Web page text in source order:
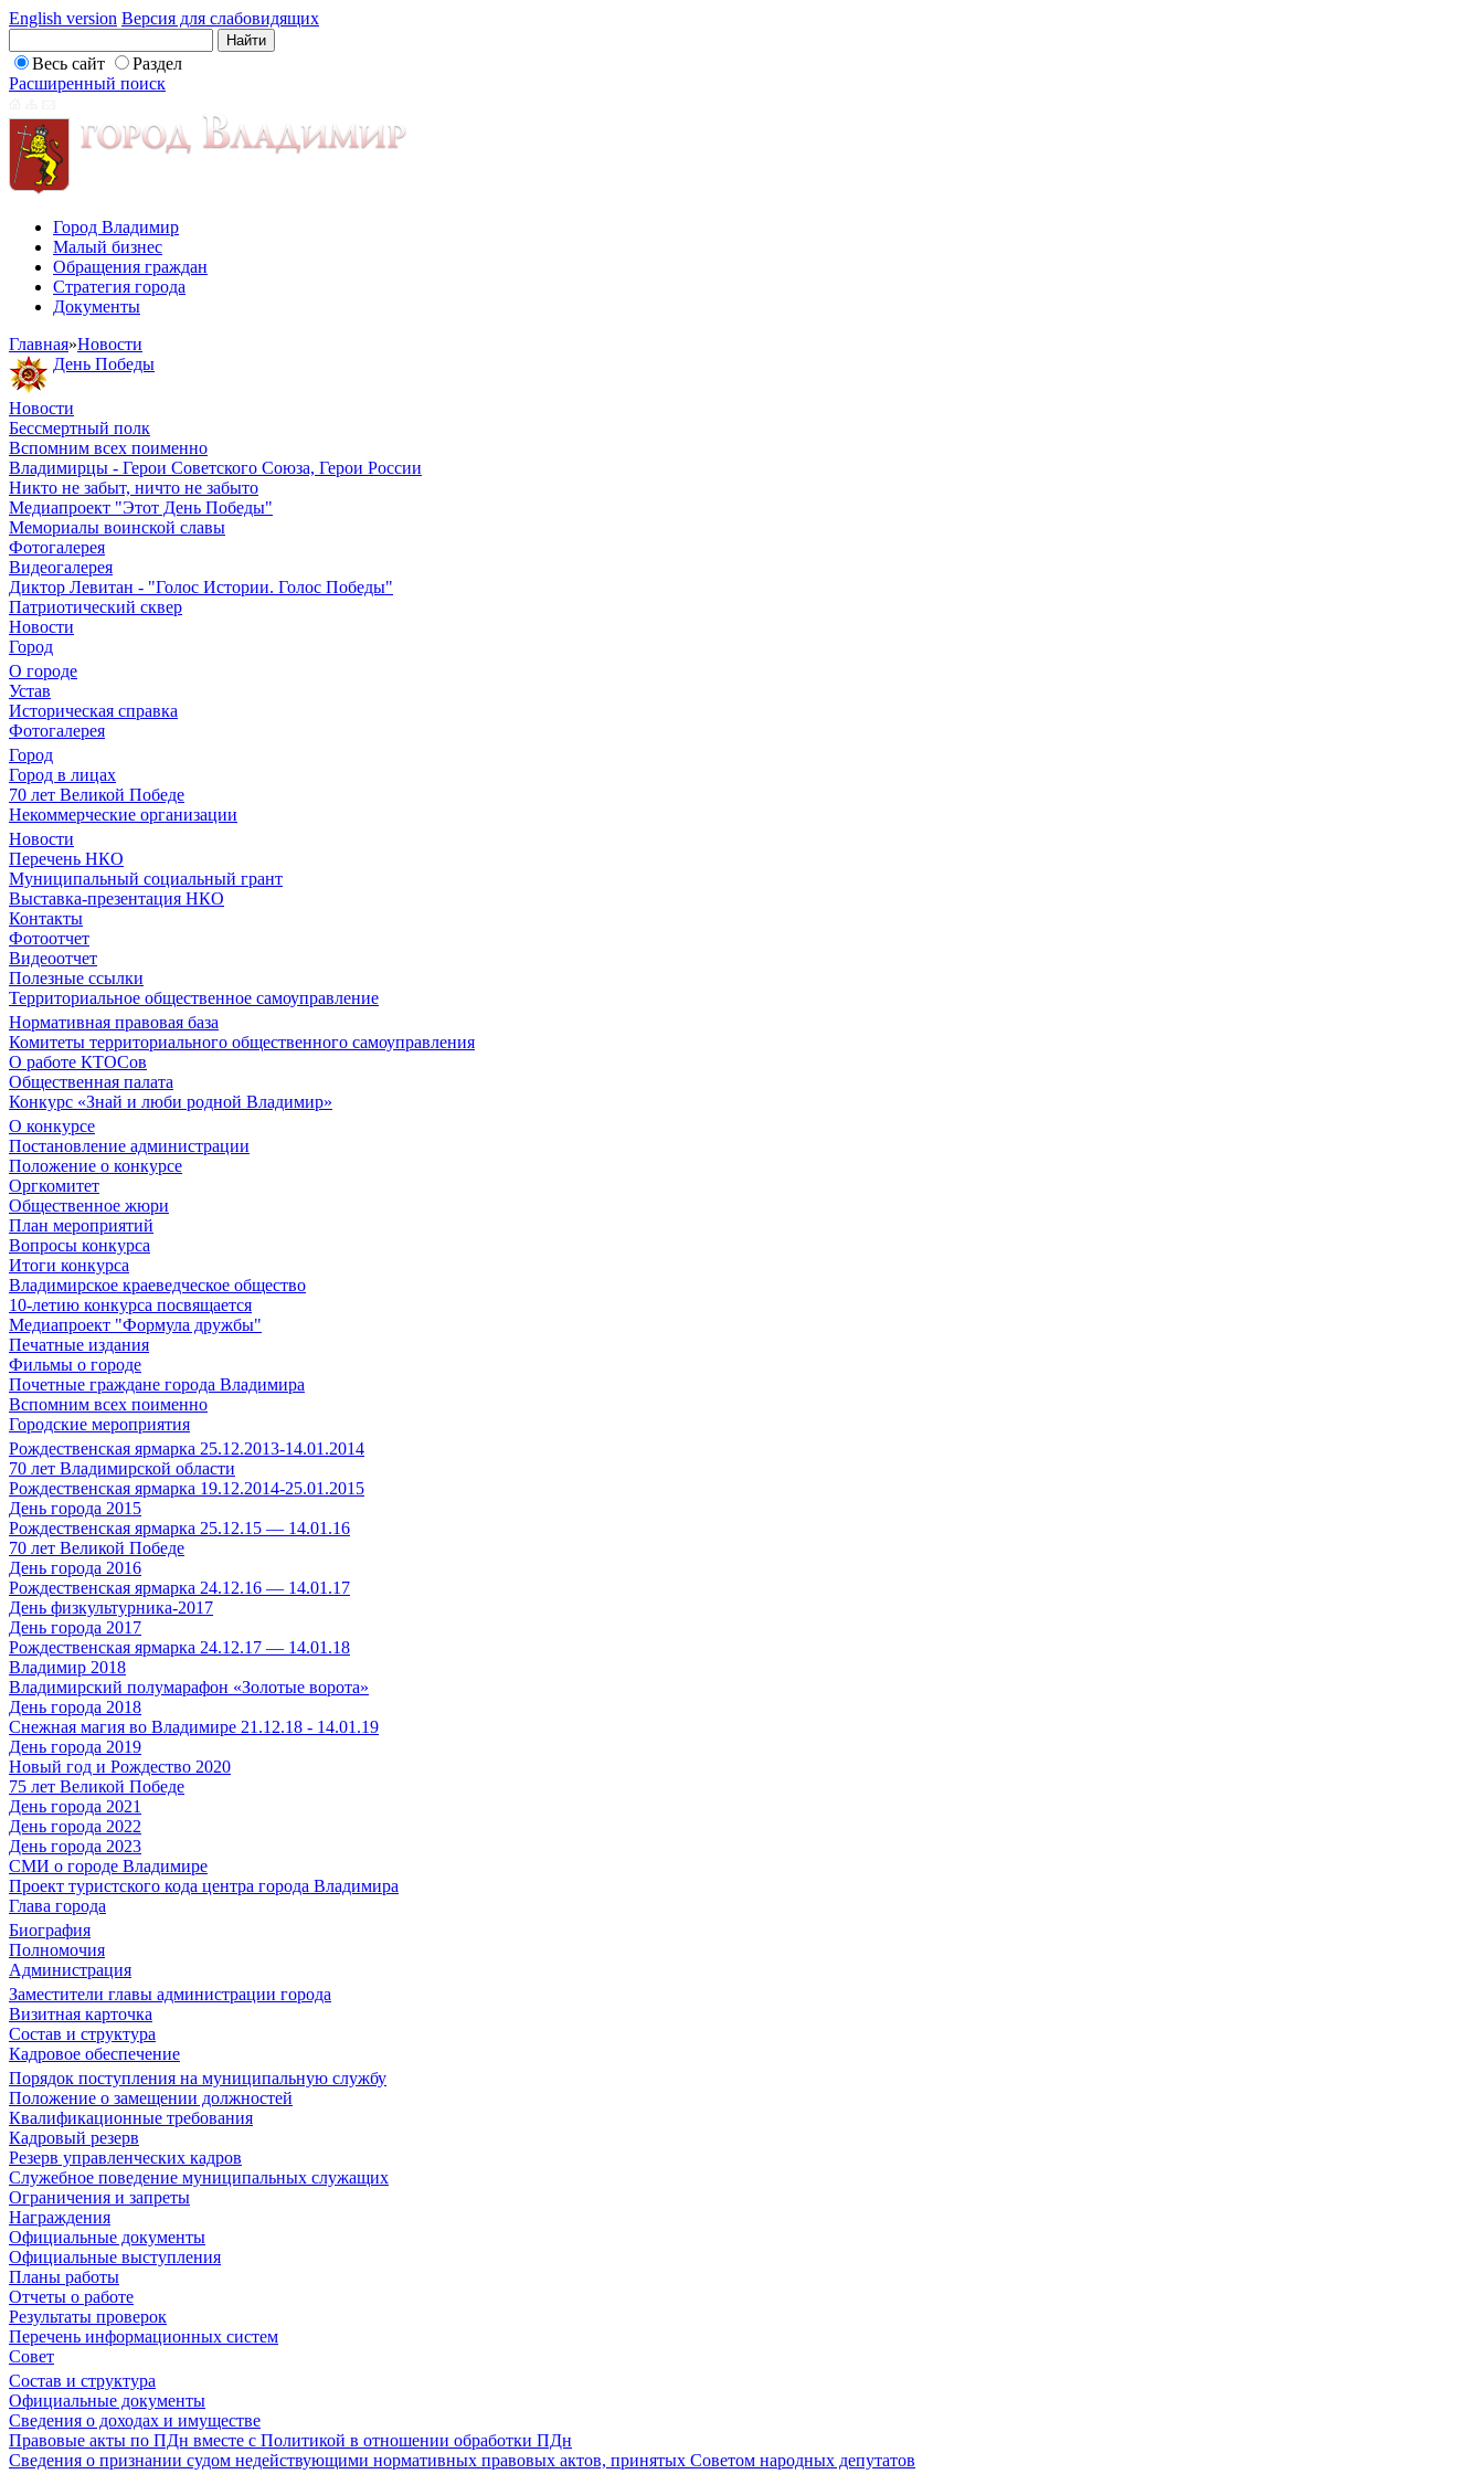
English version Версия для слабовидящих
Весь сайт
Раздел
Расширенный поиск
Город Владимир
Малый бизнес
Обращения граждан
Стратегия города
Документы
Главная»Новости
День Победы
Новости
Бессмертный полк
Вспомним всех поименно
Владимирцы - Герои Советского Союза, Герои России
Никто не забыт, ничто не забыто
Медиапроект "Этот День Победы"
Мемориалы воинской славы
Фотогалерея
Видеогалерея
Диктор Левитан - "Голос Истории. Голос Победы"
Патриотический сквер
Новости
Город
О городе
Устав
Историческая справка
Фотогалерея
Город
Город в лицах
70 лет Великой Победе
Некоммерческие организации
Новости
Перечень НКО
Муниципальный социальный грант
Выставка-презентация НКО
Контакты
Фотоотчет
Видеоотчет
Полезные ссылки
Территориальное общественное самоуправление
Нормативная правовая база
Комитеты территориального общественного самоуправления
О работе КТОСов
Общественная палата
Конкурс «Знай и люби родной Владимир»
О конкурсе
Постановление администрации
Положение о конкурсе
Оргкомитет
Общественное жюри
План мероприятий
Вопросы конкурса
Итоги конкурса
Владимирское краеведческое общество
10-летию конкурса посвящается
Медиапроект "Формула дружбы"
Печатные издания
Фильмы о городе
Почетные граждане города Владимира
Вспомним всех поименно
Городские мероприятия
Рождественская ярмарка 25.12.2013-14.01.2014
70 лет Владимирской области
Рождественская ярмарка 19.12.2014-25.01.2015
День города 2015
Рождественская ярмарка 25.12.15 — 14.01.16
70 лет Великой Победе
День города 2016
Рождественская ярмарка 24.12.16 — 14.01.17
День физкультурника-2017
День города 2017
Рождественская ярмарка 24.12.17 — 14.01.18
Владимир 2018
Владимирский полумарафон «Золотые ворота»
День города 2018
Снежная магия во Владимире 21.12.18 - 14.01.19
День города 2019
Новый год и Рождество 2020
75 лет Великой Победе
День города 2021
День города 2022
День города 2023
СМИ о городе Владимире
Проект туристского кода центра города Владимира
Глава города
Биография
Полномочия
Администрация
Заместители главы администрации города
Визитная карточка
Состав и структура
Кадровое обеспечение
Порядок поступления на муниципальную службу
Положение о замещении должностей
Квалификационные требования
Кадровый резерв
Резерв управленческих кадров
Служебное поведение муниципальных служащих
Ограничения и запреты
Награждения
Официальные документы
Официальные выступления
Планы работы
Отчеты о работе
Результаты проверок
Перечень информационных систем
Совет
Состав и структура
Официальные документы
Сведения о доходах и имуществе
Правовые акты по ПДн вместе с Политикой в отношении обработки ПДн
Сведения о признании судом недействующими нормативных правовых актов, принятых Советом народных депутатов